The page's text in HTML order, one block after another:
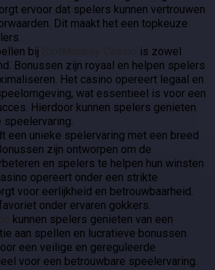
ervoor dat spelers kunnen vertrouwen
Dit maakt het een topkeuze
bij
is zowel
Bonussen zijn royaal en helpen spelers
Het casino opereert legaal en
wat essentieel is voor een
Hierdoor kunnen spelers genieten
een unieke spelervaring met een breed
zijn ontworpen om de
en spelers te helpen hun winsten
opereert onder een strikte
voor eerlijkheid en betrouwbaarheid.
onder ervaren gokkers.
kunnen spelers genieten van een
aan spellen en lucratieve bonussen.
een veilige en gereguleerde
voor een betrouwbare speelervaring.